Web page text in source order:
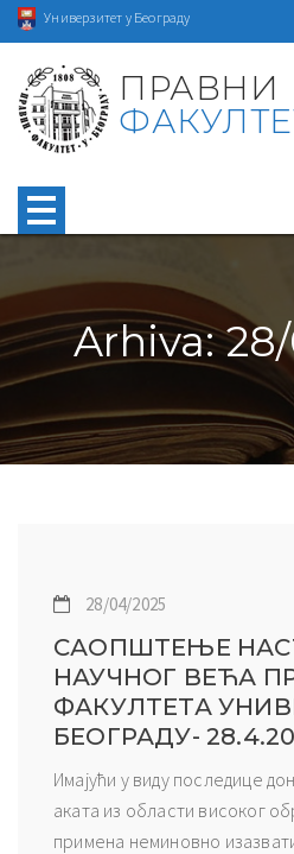
Универзитет у Београду
ПРАВНИ
Arhiva:
28/04/2025
САОПШТЕЊЕ
НАУЧНОГ ВЕЋА
ФАКУЛТЕТА
БЕОГРАДУ-
Имајући у виду последице
аката из области високог
примена неминовно